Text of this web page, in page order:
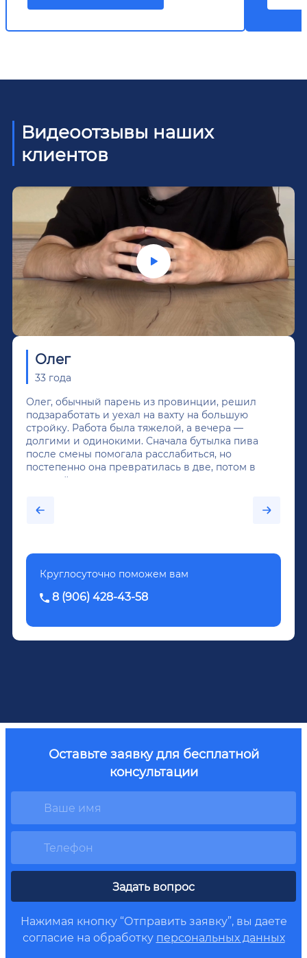
Видеоотзывы наших
клиентов
Олег
33 года
Олег, обычный парень из провинции, решил
подзаработать и уехал на вахту на большую
стройку. Работа была тяжелой, а вечера —
долгими и одинокими. Сначала бутылка пива
после смены помогала расслабиться, но
постепенно она превратилась в две, потом в
крепкий алкоголь, и вот он уже пил почти
было назначено кодирование по методу
Довженко.
Круглосуточно поможем вам
8 (906) 428-43-58
Оставьте заявку для бесплатной
консультации
Задать вопрос
Нажимая кнопку “Отправить заявку”, вы даете
согласие на обработку персональных данных